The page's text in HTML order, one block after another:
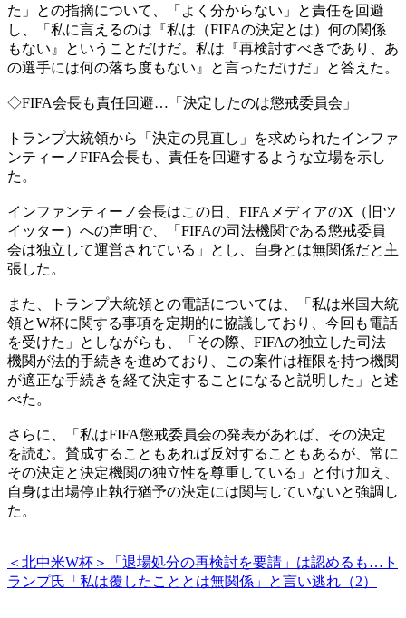
た」との指摘について、「よく分からない」と責任を回避
し、「私に言えるのは『私は（FIFAの決定とは）何の関係
もない』ということだけだ。私は『再検討すべきであり、あ
の選手には何の落ち度もない』と言っただけだ」と答えた。
◇FIFA会長も責任回避…「決定したのは懲戒委員会」
トランプ大統領から「決定の見直し」を求められたインファ
ンティーノFIFA会長も、責任を回避するような立場を示し
た。
インファンティーノ会長はこの日、FIFAメディアのX（旧ツ
イッター）への声明で、「FIFAの司法機関である懲戒委員
会は独立して運営されている」とし、自身とは無関係だと主
張した。
また、トランプ大統領との電話については、「私は米国大統
領とW杯に関する事項を定期的に協議しており、今回も電話
を受けた」としながらも、「その際、FIFAの独立した司法
機関が法的手続きを進めており、この案件は権限を持つ機関
が適正な手続きを経て決定することになると説明した」と述
べた。
さらに、「私はFIFA懲戒委員会の発表があれば、その決定
を読む。賛成することもあれば反対することもあるが、常に
その決定と決定機関の独立性を尊重している」と付け加え、
自身は出場停止執行猶予の決定には関与していないと強調し
た。
＜北中米W杯＞「退場処分の再検討を要請」は認めるも…ト
ランプ氏「私は覆したこととは無関係」と言い逃れ（2）